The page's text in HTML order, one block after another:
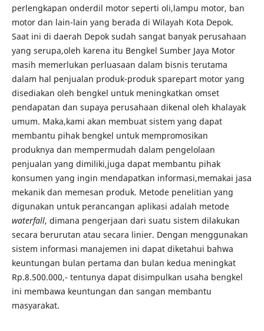
perlengkapan onderdil motor seperti oli,lampu motor, ban
motor dan lain-lain yang berada di Wilayah Kota Depok.
Saat ini di daerah Depok sudah sangat banyak perusahaan
yang serupa,oleh karena itu Bengkel Sumber Jaya Motor
masih memerlukan perluasaan dalam bisnis terutama
dalam hal penjualan produk-produk sparepart motor yang
disediakan oleh bengkel untuk meningkatkan omset
pendapatan dan supaya perusahaan dikenal oleh khalayak
umum. Maka,kami akan membuat sistem yang dapat
membantu pihak bengkel untuk mempromosikan
produknya dan mempermudah dalam pengelolaan
penjualan yang dimiliki,juga dapat membantu pihak
konsumen yang ingin mendapatkan informasi,memakai jasa
mekanik dan memesan produk. Metode penelitian yang
digunakan untuk perancangan aplikasi adalah metode
waterfall, dimana pengerjaan dari suatu sistem dilakukan
secara berurutan atau secara linier. Dengan menggunakan
sistem informasi manajemen ini dapat diketahui bahwa
keuntungan bulan pertama dan bulan kedua meningkat
Rp.8.500.000,- tentunya dapat disimpulkan usaha bengkel
ini membawa keuntungan dan sangan membantu
masyarakat.